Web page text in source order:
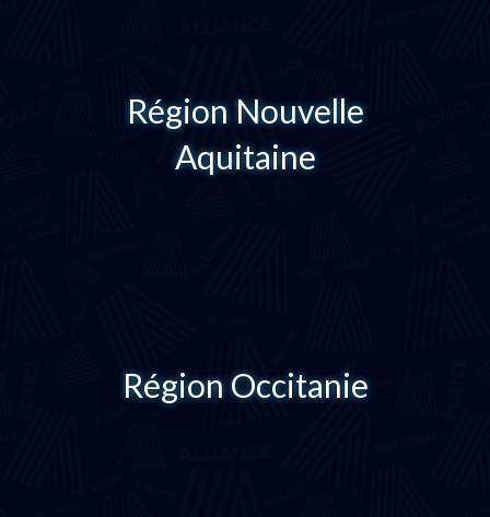
Région Nouvelle
Aquitaine
Région Occitanie